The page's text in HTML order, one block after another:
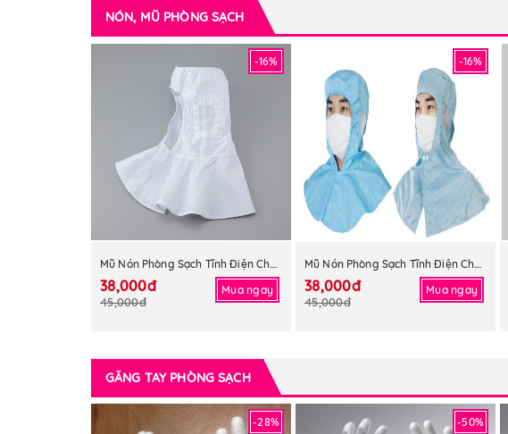
NÓN, MŨ PHÒNG SẠCH
-16%
Mũ Nón Phòng Sạch Tĩnh Điện Choàng Cổ
38,000đ
45,000đ
Mua ngay
-16%
Mũ Nón Phòng Sạch Tĩnh Điện Choàng Cổ
38,000đ
45,000đ
Mua ngay
GĂNG TAY PHÒNG SẠCH
-28% -50%